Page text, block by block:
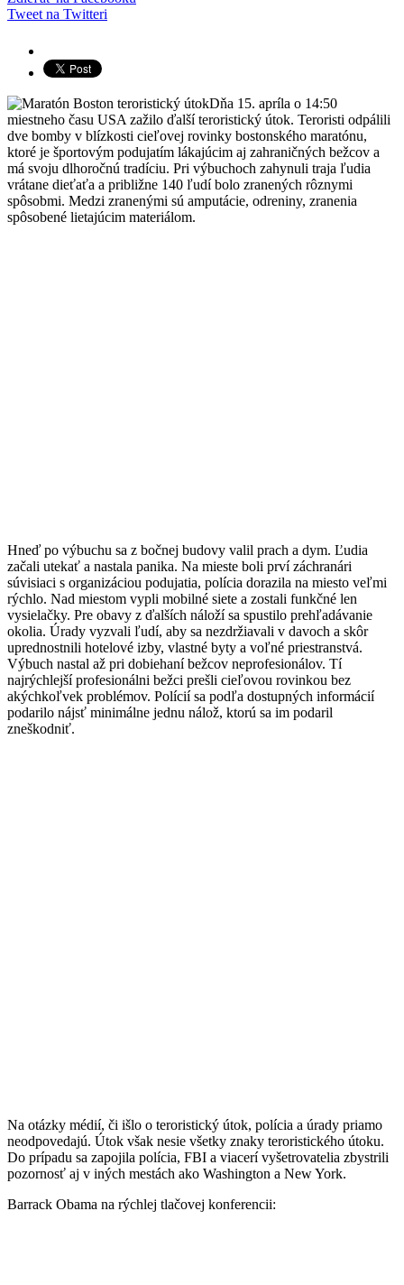
Tweet na Twitteri
Dňa 15. apríla o 14:50
miestneho času USA zažilo ďalší teroristický útok. Teroristi odpálili
dve bomby v blízkosti cieľovej rovinky bostonského maratónu,
ktoré je športovým podujatím lákajúcim aj zahraničných bežcov a
má svoju dlhoročnú tradíciu. Pri výbuchoch zahynuli traja ľudia
vrátane dieťaťa a približne 140 ľudí bolo zranených rôznymi
spôsobmi. Medzi zranenými sú amputácie, odreniny, zranenia
spôsobené lietajúcim materiálom.
Hneď po výbuchu sa z bočnej budovy valil prach a dym. Ľudia
začali utekať a nastala panika. Na mieste boli prví záchranári
súvisiaci s organizáciou podujatia, polícia dorazila na miesto veľmi
rýchlo. Nad miestom vypli mobilné siete a zostali funkčné len
vysielačky. Pre obavy z ďalších náloží sa spustilo prehľadávanie
okolia. Úrady vyzvali ľudí, aby sa nezdržiavali v davoch a skôr
uprednostnili hotelové izby, vlastné byty a voľné priestranstvá.
Výbuch nastal až pri dobiehaní bežcov neprofesionálov. Tí
najrýchlejší profesionálni bežci prešli cieľovou rovinkou bez
akýchkoľvek problémov. Polícií sa podľa dostupných informácií
podarilo nájsť minimálne jednu nálož, ktorú sa im podaril
zneškodniť.
Na otázky médií, či išlo o teroristický útok, polícia a úrady priamo
neodpovedajú. Útok však nesie všetky znaky teroristického útoku.
Do prípadu sa zapojila polícia, FBI a viacerí vyšetrovatelia zbystrili
pozornosť aj v iných mestách ako Washington a New York.
Barrack Obama na rýchlej tlačovej konferencii: